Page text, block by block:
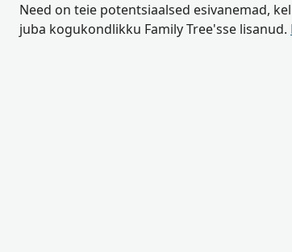
Need on teie potentsiaalsed esivanemad,
juba kogukondlikku Family Tree'sse lisanud.